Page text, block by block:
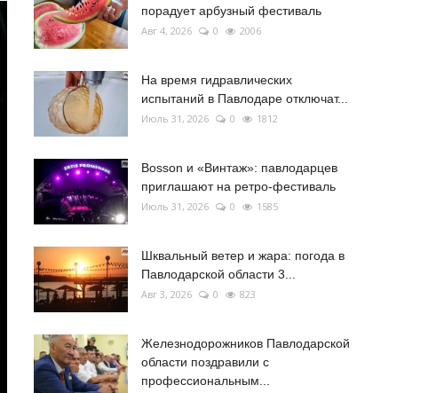
порадует арбузный фестиваль
Авг 4, 2026 0 2006
На время гидравлических
испытаний в Павлодаре отключат...
Июль 31, 2026 0 1812
Bosson и «Винтаж»: павлодарцев
приглашают на ретро-фестиваль
Июль 31, 2026 0 1585
Шквальный ветер и жара: погода в
Павлодарской области 3...
Авг 3, 2026 0 823
Железнодорожников Павлодарской
области поздравили с
профессиональным...